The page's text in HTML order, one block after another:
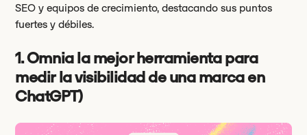
SEO y equipos de crecimiento, destacando sus puntos
fuertes y débiles.
1. Omnia la mejor herramienta para
medir la visibilidad de una marca en
ChatGPT)